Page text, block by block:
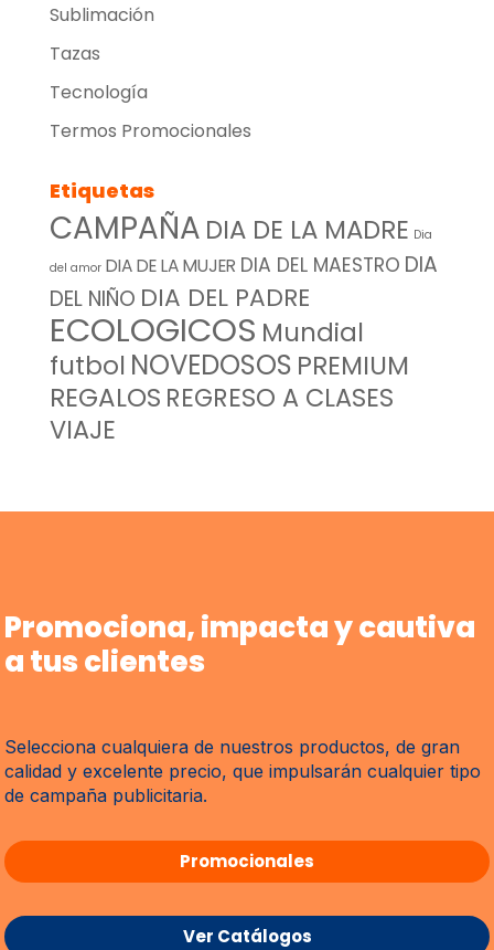
Sublimación
Tazas
Tecnología
Termos Promocionales
Etiquetas
CAMPAÑA DIA DE LA MADRE Dia
del amor DIA DE LA MUJER DIA DEL MAESTRO DIA
DEL NIÑO DIA DEL PADRE
ECOLOGICOS Mundial
futbol NOVEDOSOS PREMIUM
REGALOS REGRESO A CLASES
VIAJE
Promociona, impacta y cautiva
a tus clientes
Selecciona cualquiera de nuestros productos, de gran
calidad y excelente precio, que impulsarán cualquier tipo
de campaña publicitaria.
Promocionales
Ver Catálogos